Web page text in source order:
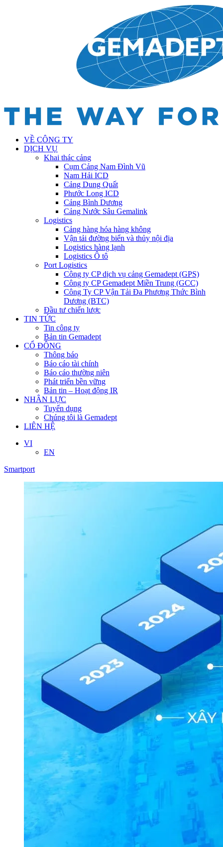
VỀ CÔNG TY
DỊCH VỤ
Khai thác cảng
Cụm Cảng Nam Đình Vũ
Nam Hải ICD
Cảng Dung Quất
Phước Long ICD
Cảng Bình Dương
Cảng Nước Sâu Gemalink
Logistics
Cảng hàng hóa hàng không
Vận tải đường biển và thủy nội địa
Logistics hàng lạnh
Logistics Ô tô
Port Logistics
Công ty CP dịch vụ cảng Gemadept (GPS)
Công ty CP Gemadept Miền Trung (GCC)
Công Ty CP Vận Tải Đa Phương Thức Bình
Dương (BTC)
Đầu tư chiến lược
TIN TỨC
Tin công ty
Bản tin Gemadept
CỔ ĐÔNG
Thông báo
Báo cáo tài chính
Báo cáo thường niên
Phát triển bền vững
Bản tin – Hoạt động IR
NHÂN LỰC
Tuyển dụng
Chúng tôi là Gemadept
LIÊN HỆ
VI
EN
Smartport